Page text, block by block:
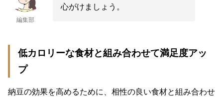
編集部
心がけましょう。
低カロリーな食材と組み合わせて満足度アッ
プ
納豆の効果を高めるために、相性の良い食材と組み合わせ